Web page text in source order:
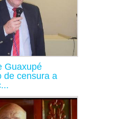
Guaxupé
de censura a